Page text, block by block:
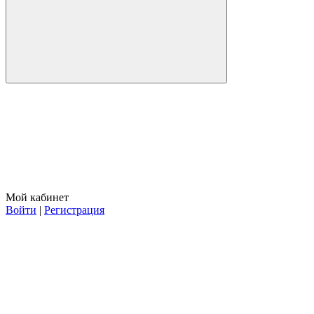
Мой кабинет
Войти | Регистрация